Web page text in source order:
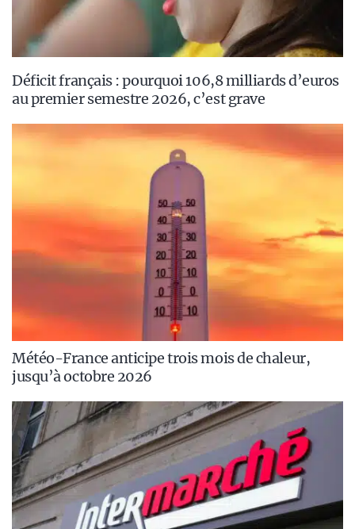
Déficit français : pourquoi 106,8 milliards d’euros
au premier semestre 2026, c’est grave
Météo-France anticipe trois mois de chaleur,
jusqu’à octobre 2026